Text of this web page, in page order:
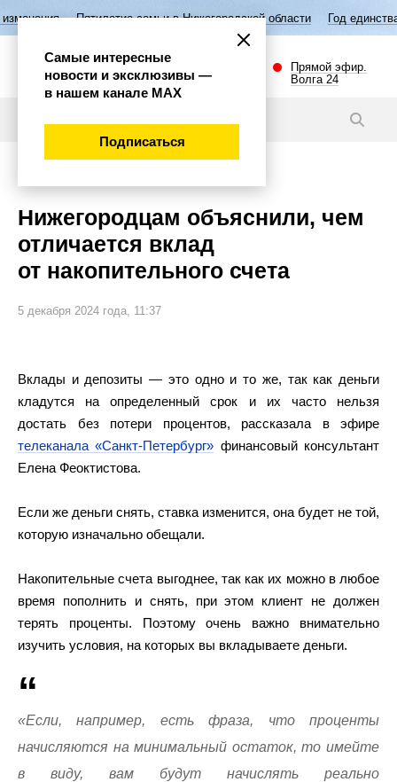
Пятилетие семьи в Нижегородской области Год единства народов
Прямой эфир.
Волга 24
Нижегородцам объяснили, чем
отличается вклад
от накопительного счета
5 декабря 2024 года, 11:37
Вклады и депозиты — это одно и то же, так как деньги
кладутся на определенный срок и их часто нельзя
достать без потери процентов, рассказала в эфире
телеканала «Санкт-Петербург» финансовый консультант
Елена Феоктистова.
Если же деньги снять, ставка изменится, она будет не той,
которую изначально обещали.
Накопительные счета выгоднее, так как их можно в любое
время пополнить и снять, при этом клиент не должен
терять проценты. Поэтому очень важно внимательно
изучить условия, на которых вы вкладываете деньги.
«Если, например, есть фраза, что проценты
начисляются на минимальный остаток, то имейте
в виду, вам будут начислять реально
Самые интересные
новости и эксклюзивы —
в нашем канале МАХ
Подписаться